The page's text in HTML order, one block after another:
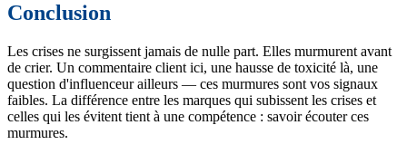
Conclusion
Les crises ne surgissent jamais de nulle part. Elles murmurent avant
de crier. Un commentaire client ici, une hausse de toxicité là, une
question d'influenceur ailleurs — ces murmures sont vos signaux
faibles. La différence entre les marques qui subissent les crises et
celles qui les évitent tient à une compétence : savoir écouter ces
murmures.